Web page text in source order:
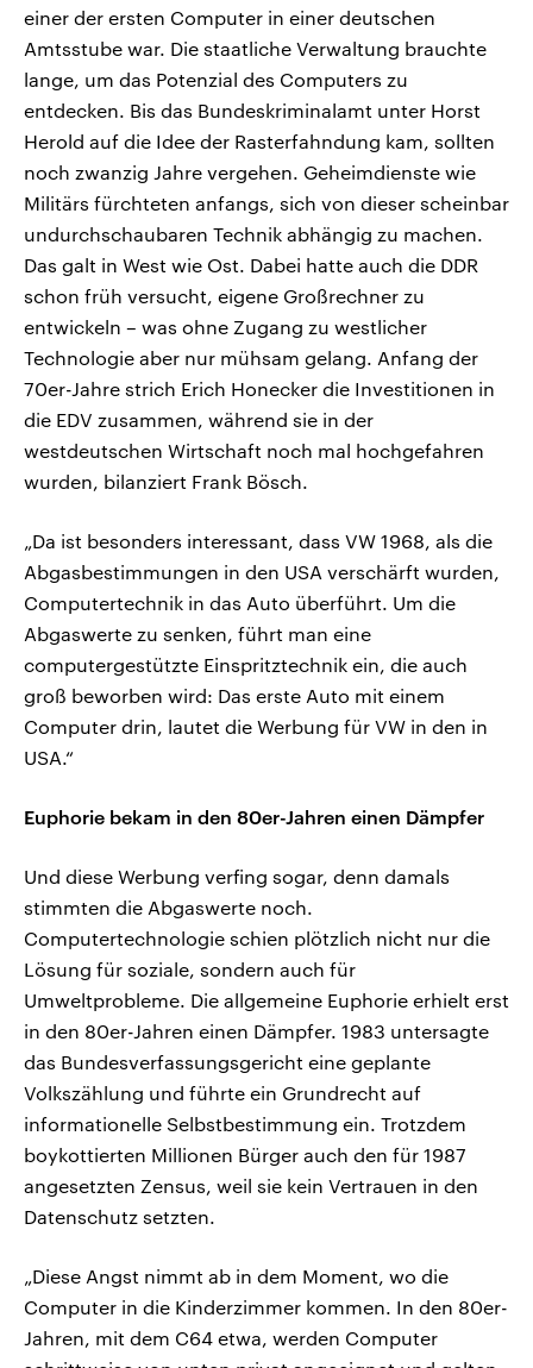
einer der ersten Computer in einer deutschen
Amtsstube war. Die staatliche Verwaltung brauchte
lange, um das Potenzial des Computers zu
entdecken. Bis das Bundeskriminalamt unter Horst
Herold auf die Idee der Rasterfahndung kam, sollten
noch zwanzig Jahre vergehen. Geheimdienste wie
Militärs fürchteten anfangs, sich von dieser scheinbar
undurchschaubaren Technik abhängig zu machen.
Das galt in West wie Ost. Dabei hatte auch die DDR
schon früh versucht, eigene Großrechner zu
entwickeln – was ohne Zugang zu westlicher
Technologie aber nur mühsam gelang. Anfang der
70er-Jahre strich Erich Honecker die Investitionen in
die EDV zusammen, während sie in der
westdeutschen Wirtschaft noch mal hochgefahren
wurden, bilanziert Frank Bösch.
„Da ist besonders interessant, dass VW 1968, als die
Abgasbestimmungen in den USA verschärft wurden,
Computertechnik in das Auto überführt. Um die
Abgaswerte zu senken, führt man eine
computergestützte Einspritztechnik ein, die auch
groß beworben wird: Das erste Auto mit einem
Computer drin, lautet die Werbung für VW in den in
USA.“
Euphorie bekam in den 80er-Jahren einen Dämpfer
Und diese Werbung verfing sogar, denn damals
stimmten die Abgaswerte noch.
Computertechnologie schien plötzlich nicht nur die
Lösung für soziale, sondern auch für
Umweltprobleme. Die allgemeine Euphorie erhielt erst
in den 80er-Jahren einen Dämpfer. 1983 untersagte
das Bundesverfassungsgericht eine geplante
Volkszählung und führte ein Grundrecht auf
informationelle Selbstbestimmung ein. Trotzdem
boykottierten Millionen Bürger auch den für 1987
angesetzten Zensus, weil sie kein Vertrauen in den
Datenschutz setzten.
„Diese Angst nimmt ab in dem Moment, wo die
Computer in die Kinderzimmer kommen. In den 80er-
Jahren, mit dem C64 etwa, werden Computer